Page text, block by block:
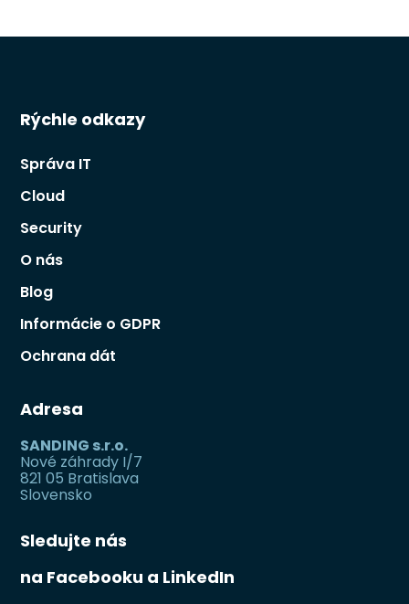
Rýchle odkazy
Správa IT
Cloud
Security
O nás
Blog
Informácie o GDPR
Ochrana dát
Adresa
SANDING s.r.o.
Nové záhrady I/7
821 05 Bratislava
Slovensko
Sledujte nás
na Facebooku a LinkedIn